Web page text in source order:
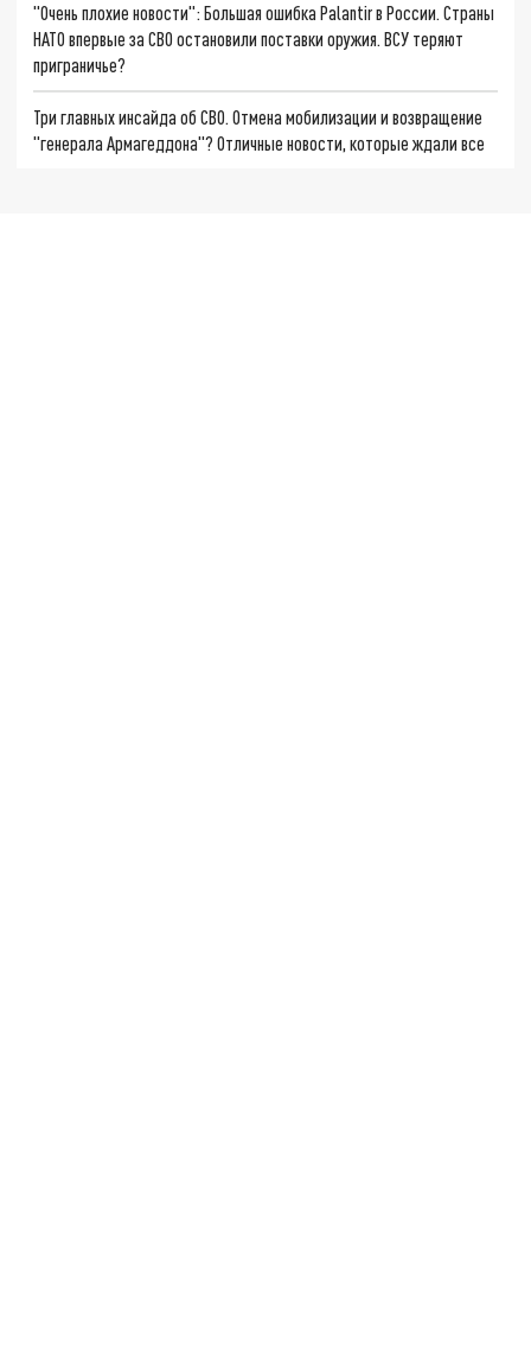
"Очень плохие новости": Большая ошибка Palantir в России. Страны
НАТО впервые за СВО остановили поставки оружия. ВСУ теряют
приграничье?
Три главных инсайда об СВО. Отмена мобилизации и возвращение
"генерала Армагеддона"? Отличные новости, которые ждали все